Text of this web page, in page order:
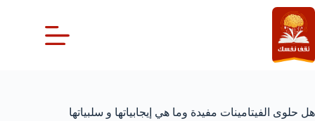
التجاوز
إلى
المحتوى
هل حلوى الفيتامينات مفيدة وما هي إيجابياتها و سلبياتها